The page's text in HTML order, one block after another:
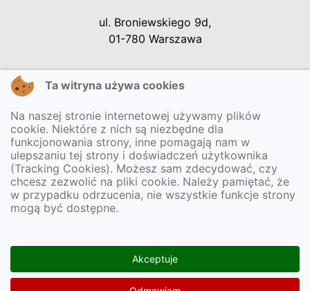
ul. Broniewskiego 9d,
01-780 Warszawa
Kontakt
Tel.: +48 22 2772234
Tel.: +48 22 2772235
E-mail:p87@eduwarszawa.pl
Informacje
Deklaracja dostepności
Dokumenty dostępności
(ETR - Easy to read, Tekst odczytywany maszynowo,
Ta witryna używa cookies
Na naszej stronie internetowej używamy plików
cookie. Niektóre z nich są niezbędne dla
funkcjonowania strony, inne pomagają nam w
ulepszaniu tej strony i doświadczeń użytkownika
(Tracking Cookies). Możesz sam zdecydować, czy
chcesz zezwolić na pliki cookie. Należy pamiętać, że
w przypadku odrzucenia, nie wszystkie funkcje strony
mogą być dostępne.
Akceptuje